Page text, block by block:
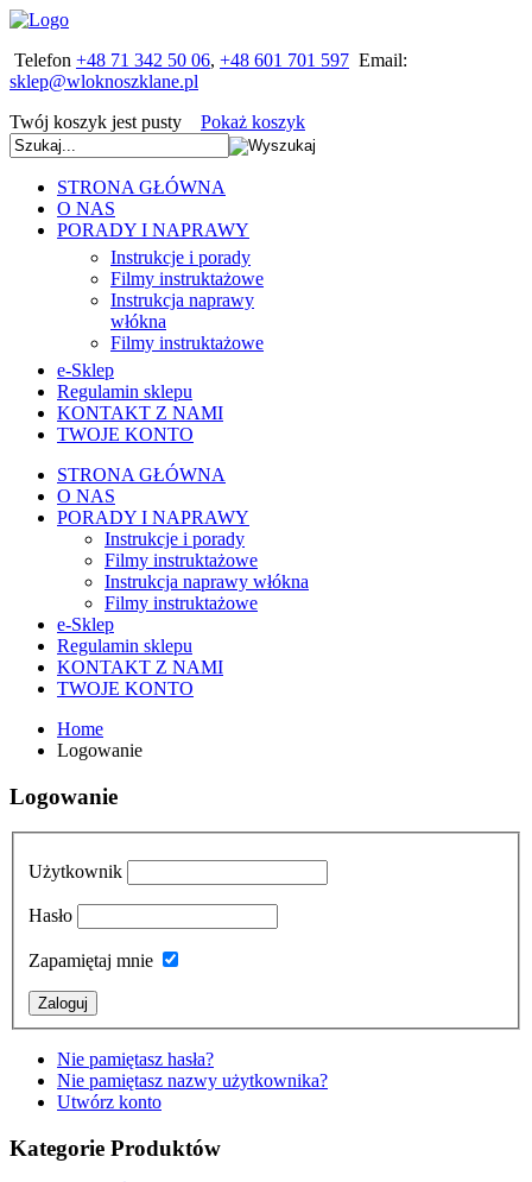
Telefon +48 71 342 50 06, +48 601 701 597 Email:
Twój koszyk jest pusty Pokaż koszyk
STRONA GŁÓWNA
O NAS
PORADY I NAPRAWY
Instrukcje i porady
Filmy instruktażowe
Instrukcja naprawy
włókna
Filmy instruktażowe
e-Sklep
Regulamin sklepu
KONTAKT Z NAMI
TWOJE KONTO
STRONA GŁÓWNA
O NAS
PORADY I NAPRAWY
Instrukcje i porady
Filmy instruktażowe
Instrukcja naprawy włókna
Filmy instruktażowe
e-Sklep
Regulamin sklepu
KONTAKT Z NAMI
TWOJE KONTO
Home
Logowanie
Logowanie
Użytkownik
Hasło
Zapamiętaj mnie
Nie pamiętasz hasła?
Nie pamiętasz nazwy użytkownika?
Utwórz konto
Kategorie Produktów